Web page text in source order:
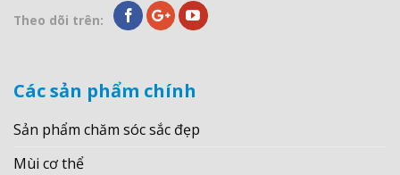
Theo dõi trên:
Các sản phẩm chính
Sản phẩm chăm sóc sắc đẹp
Mùi cơ thể